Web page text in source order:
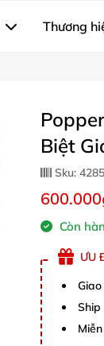
Thương
Biệt
Sku: 4285
Còn
ƯU
Ship